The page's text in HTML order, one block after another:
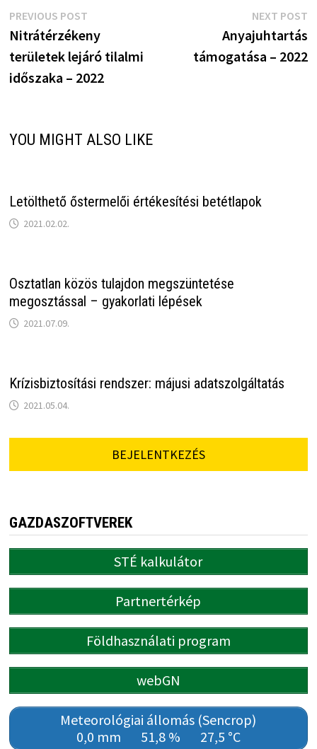
Bejegyzés
navigáció
PREVIOUS POSTPrevious
post:
Nitrátérzékeny
területek lejáró tilalmi
időszaka – 2022
NEXT POST
Anyajuhtartás
támogatása – 2022
YOU MIGHT ALSO LIKE
Letölthető őstermelői értékesítési betétlapok
2021.02.02.
Osztatlan közös tulajdon megszüntetése
megosztással – gyakorlati lépések
2021.07.09.
Krízisbiztosítási rendszer: májusi adatszolgáltatás
2021.05.04.
BEJELENTKEZÉS
GAZDASZOFTVEREK
STÉ kalkulátor
Partnertérkép
Földhasználati program
webGN
Meteorológiai állomás (Sencrop)
0,0 mm
51,8 % 27,5 °C